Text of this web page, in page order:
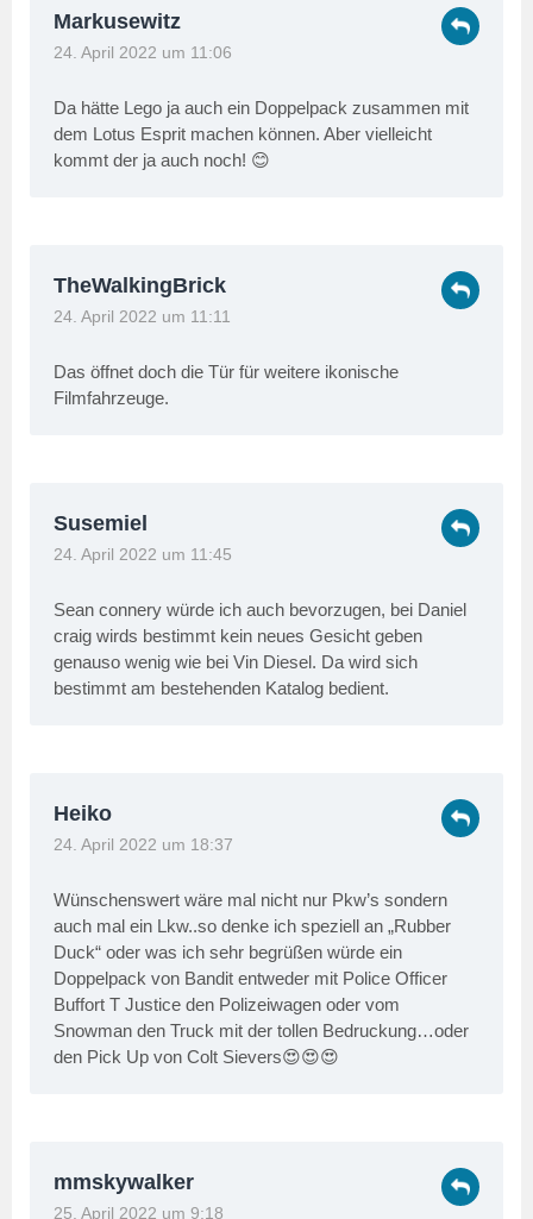
Markusewitz
24. April 2022 um 11:06
Da hätte Lego ja auch ein Doppelpack zusammen mit
dem Lotus Esprit machen können. Aber vielleicht
kommt der ja auch noch! 😊
TheWalkingBrick
24. April 2022 um 11:11
Das öffnet doch die Tür für weitere ikonische
Filmfahrzeuge.
Susemiel
24. April 2022 um 11:45
Sean connery würde ich auch bevorzugen, bei Daniel
craig wirds bestimmt kein neues Gesicht geben
genauso wenig wie bei Vin Diesel. Da wird sich
bestimmt am bestehenden Katalog bedient.
Heiko
24. April 2022 um 18:37
Wünschenswert wäre mal nicht nur Pkw’s sondern
auch mal ein Lkw..so denke ich speziell an „Rubber
Duck“ oder was ich sehr begrüßen würde ein
Doppelpack von Bandit entweder mit Police Officer
Buffort T Justice den Polizeiwagen oder vom
Snowman den Truck mit der tollen Bedruckung…oder
den Pick Up von Colt Sievers😍😍😍
mmskywalker
25. April 2022 um 9:18